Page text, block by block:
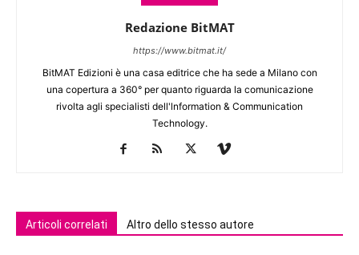
Redazione BitMAT
https://www.bitmat.it/
BitMAT Edizioni è una casa editrice che ha sede a Milano con
una copertura a 360° per quanto riguarda la comunicazione
rivolta agli specialisti dell'lnformation & Communication
Technology.
Articoli correlati Altro dello stesso autore